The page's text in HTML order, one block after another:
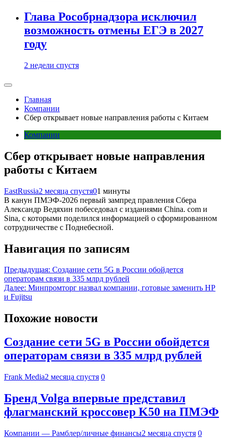
Глава Рособрнадзора исключил
возможность отмены ЕГЭ в 2027
году
2 недели спустя
Главная
Компании
Сбер открывает новые направления работы с Китаем
Компании
Сбер открывает новые направления
работы с Китаем
EastRussia2 месяца спустя01 минуты
В канун ПМЭФ-2026 первый зампред правления Сбера
Александр Ведяхин побеседовал с изданиями China. com и
Sina, с которыми поделился информацией о сформированном
сотрудничестве с Поднебесной.
Навигация по записям
Предыдущая: Создание сети 5G в России обойдется
операторам связи в 335 млрд рублей
Далее: Минпромторг назвал компании, готовые заменить HP
и Fujitsu
Похожие новости
Создание сети 5G в России обойдется
операторам связи в 335 млрд рублей
Frank Media2 месяца спустя 0
Бренд Volga впервые представил
флагманский кроссовер K50 на ПМЭФ
Компании — Рамблер/личные финансы2 месяца спустя 0